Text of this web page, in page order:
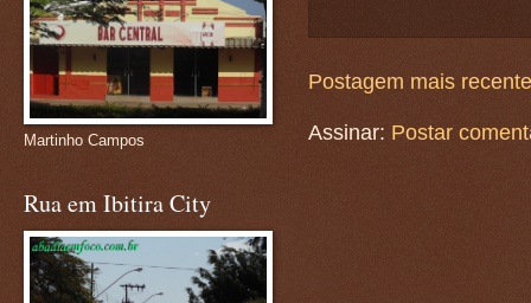
Postagem mais recente
Assinar: Postar
Martinho Campos
Rua em Ibitira City